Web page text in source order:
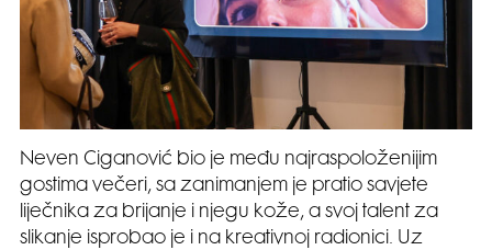
Neven Ciganović bio je među najraspoloženijim
gostima večeri, sa zanimanjem je pratio savjete
liječnika za brijanje i njegu kože, a svoj talent za
slikanje isprobao je i na kreativnoj radionici. Uz